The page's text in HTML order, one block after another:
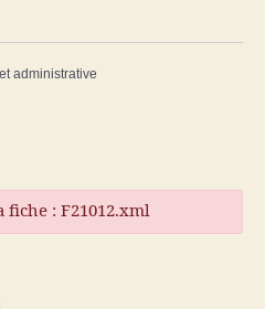
administrative
: F21012.xml